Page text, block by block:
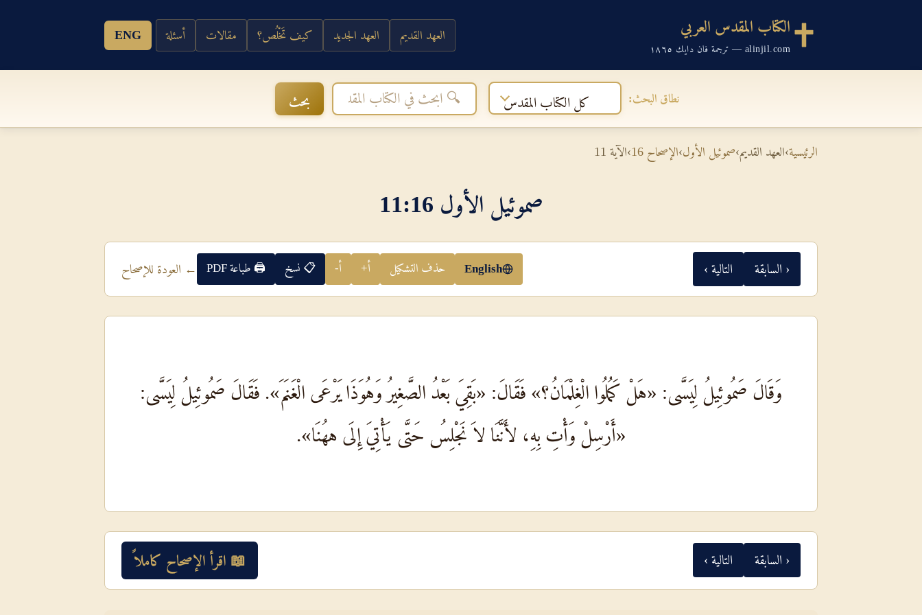
الكتاب المقدس العربي
alinjil.com — ترجمة فان دايك ١٨٦٥
العهد القديم العهد الجديد كيف تَخْلُص؟ مقالات أسئلة ENG
نطاق البحث: كل الكتاب المقدس بحث
الرئيسية›العهد القديم›صموئيل الأول›الإصحاح 16 ›الآية 11
صموئيل الأول 16‏:‏11
‹ السابقة التالية › English حذف التشكيل أ+ أ- 📋 نسخ 🖨 طباعة PDF ← العودة للإصحاح
وَقَالَ صَمُوئِيلُ لِيَسَّى: «هَلْ كَمُلُوا الْغِلْمَانُ؟» فَقَالَ: «بَقِيَ بَعْدُ الصَّغِيرُ وَهُوَذَا يَرْعَى الْغَنَمَ». فَقَالَ صَمُوئِيلُ لِيَسَّى:
«أَرْسِلْ وَأْتِ بِهِ، لأَنَّنَا لاَ نَجْلِسُ حَتَّى يَأْتِيَ إِلَى ههُنَا».
‹ السابقة التالية › 📖 اقرأ الإصحاح كاملاً